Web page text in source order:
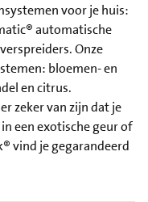
voor je huis:
automatische
Onze
bloemen- en
en citrus.
zeker van zijn dat je
een exotische geur of
vind je gegarandeerd